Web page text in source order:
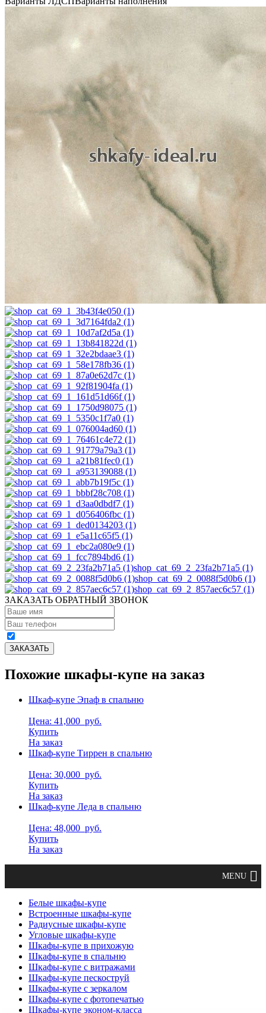
shop_cat_69_2_23fa2b71a5 (1)
shop_cat_69_2_0088f5d0b6 (1)
shop_cat_69_2_857aec6c57 (1)
ЗАКАЗАТЬ ОБРАТНЫЙ ЗВОНОК
Похожие шкафы-купе на заказ
Шкаф-купе Эпаф в спальню
Цена: 41,000 руб.
Купить
На заказ
Шкаф-купе Тиррен в спальню
Цена: 30,000 руб.
Купить
На заказ
Шкаф-купе Леда в спальню
Цена: 48,000 руб.
Купить
На заказ
Белые шкафы-купе
Встроенные шкафы-купе
Радиусные шкафы-купе
Угловые шкафы-купе
Шкафы-купе в прихожую
Шкафы-купе в спальню
Шкафы-купе с витражами
Шкафы-купе пескоструй
Шкафы-купе с зеркалом
Шкафы-купе с фотопечатью
Шкафы-купе эконом-класса